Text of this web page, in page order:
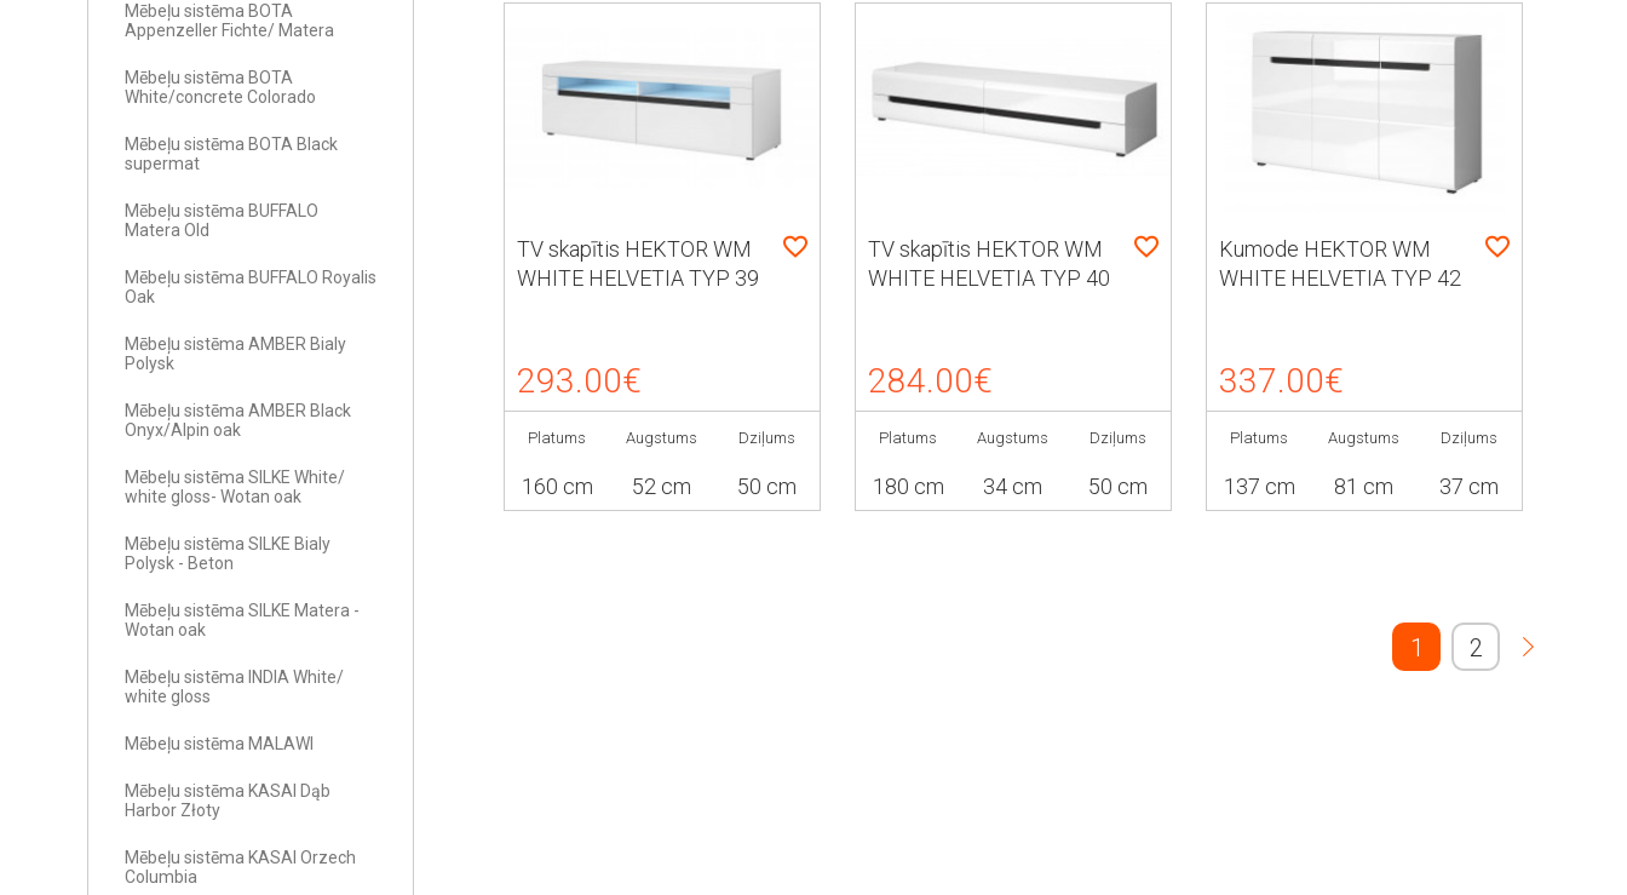
Mēbeļu sistēma BOTA
Appenzeller Fichte/ Matera
Mēbeļu sistēma BOTA
White/concrete Colorado
Mēbeļu sistēma BOTA Black
supermat
Mēbeļu sistēma BUFFALO
Matera Old
Mēbeļu sistēma BUFFALO Royalis
Oak
Mēbeļu sistēma AMBER Bialy
Polysk
Mēbeļu sistēma AMBER Black
Onyx/Alpin oak
Mēbeļu sistēma SILKE White/
white gloss- Wotan oak
Mēbeļu sistēma SILKE Bialy
Polysk - Beton
Mēbeļu sistēma SILKE Matera -
Wotan oak
Mēbeļu sistēma INDIA White/
white gloss
Mēbeļu sistēma MALAWI
Mēbeļu sistēma KASAI Dąb
Harbor Złoty
Mēbeļu sistēma KASAI Orzech
Columbia
TV skapītis HEKTOR WM
WHITE HELVETIA TYP 39
293.00€
Platums
160 cm
Augstums
52 cm
Dziļums
50 cm
TV skapītis HEKTOR WM
WHITE HELVETIA TYP 40
284.00€
Platums
180 cm
Augstums
34 cm
Dziļums
50 cm
Kumode HEKTOR WM
WHITE HELVETIA TYP 42
337.00€
Platums
137 cm
Augstums
81 cm
Dziļums
37 cm
1 2